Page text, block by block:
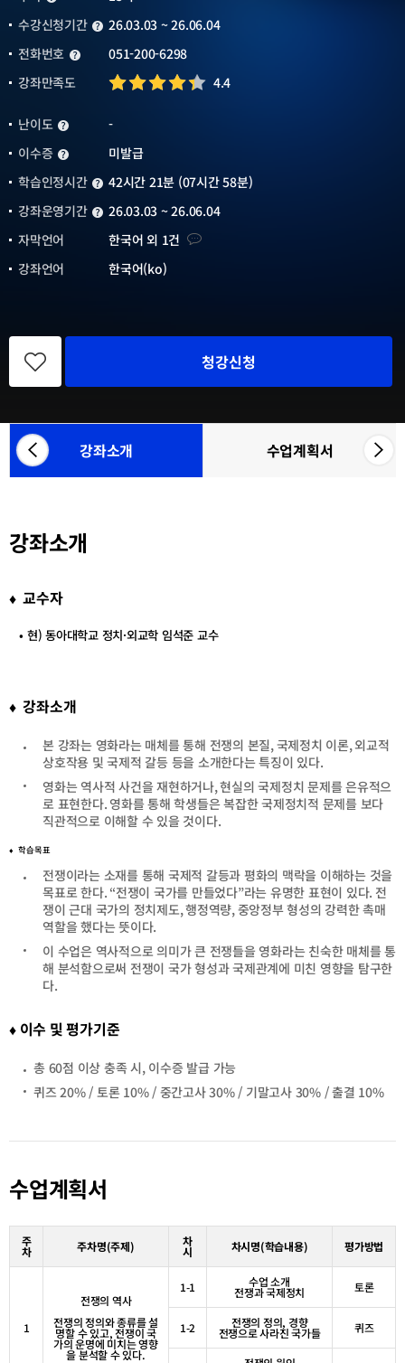
수강신청기간 수강신청기간
26.03.03 ~ 26.06.04
전화번호 전화번호051-200-6298
강좌만족도
4.4
난이도 난이도
-
이수증 이수증
미발급
학습인정시간 학습인정시간
42시간 21분 (07시간 58분)
강좌운영기간 강좌운영기간
26.03.03 ~ 26.06.04
자막언어
한국어 외 1건 자막언어
강좌언어
한국어(ko)
관
좌
등
청강신청
좌
카
테
리
록
강좌소개 수업계획서
참
목
록
강좌소개
♦ 교수자
• 현) 동아대학교 정치·외교학 임석준 교수
♦ 강좌소개
본 강좌는 영화라는 매체를 통해 전쟁의 본질,국제정치 이론,외교적
상호작용 및 국제적 갈등 등을 소개한다는 특징이 있다.
영화는 역사적 사건을 재현하거나,현실의 국제정치 문제를 은유적으
로 표현한다. 영화를 통해 학생들은 복잡한 국제정치적 문제를 보다
직관적으로 이해할 수 있을 것이다.
♦ 학습목표
전쟁이라는 소재를 통해 국제적 갈등과 평화의 맥락을 이해하는 것을
목표로 한다. “전쟁이 국가를 만들었다”라는 유명한 표현이 있다. 전
쟁이 근대 국가의 정치제도,행정역량,중앙정부 형성의 강력한 촉매
역할을 했다는 뜻이다.
이 수업은 역사적으로 의미가 큰 전쟁들을 영화라는 친숙한 매체를 통
해 분석함으로써 전쟁이 국가 형성과 국제관계에 미친 영향을 탐구한
다.
♦ 이수 및 평가기준
총 60점 이상 충족 시, 이수증 발급 가능
퀴즈 20% / 토론 10% / 중간고사 30% / 기말고사 30% / 출결 10%
수업계획서
주
차 주차명(주제) 차
시 차시명(학습내용) 평가방법
1
전쟁의 역사
전쟁의 정의와 종류를 설
명할 수 있고,전쟁이 국
가의 운명에 미치는 영향
을 분석할 수 있다.
1-1 수업 소개
전쟁과 국제정치 토론
1-2 전쟁의 정의, 경향
전쟁으로 사라진 국가들 퀴즈